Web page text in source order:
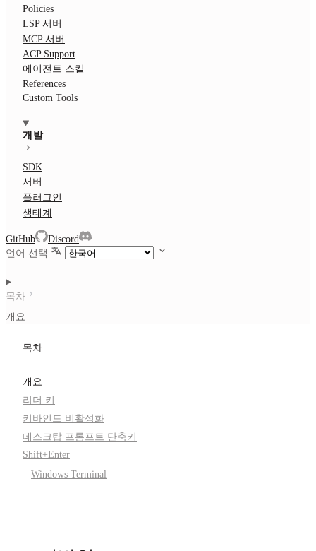
Policies
LSP 서버
MCP 서버
ACP Support
에이전트 스킬
References
Custom Tools
개발
SDK
서버
플러그인
생태계
GitHub
Discord
언어 선택
목차
개요
목차
개요
리더 키
키바인드 비활성화
데스크탑 프롬프트 단축키
Shift+Enter
Windows Terminal